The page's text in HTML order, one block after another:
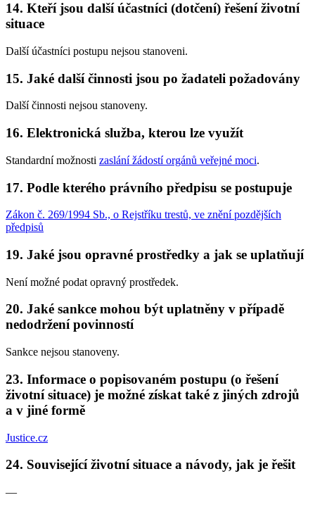
14. Kteří jsou další účastníci (dotčení) řešení životní
situace
Další účastníci postupu nejsou stanoveni.
15. Jaké další činnosti jsou po žadateli požadovány
Další činnosti nejsou stanoveny.
16. Elektronická služba, kterou lze využít
Standardní možnosti zaslání žádostí orgánů veřejné moci.
17. Podle kterého právního předpisu se postupuje
Zákon č. 269/1994 Sb., o Rejstříku trestů, ve znění pozdějších
předpisů
19. Jaké jsou opravné prostředky a jak se uplatňují
Není možné podat opravný prostředek.
20. Jaké sankce mohou být uplatněny v případě
nedodržení povinností
Sankce nejsou stanoveny.
23. Informace o popisovaném postupu (o řešení
životní situace) je možné získat také z jiných zdrojů
a v jiné formě
Justice.cz
24. Související životní situace a návody, jak je řešit
—